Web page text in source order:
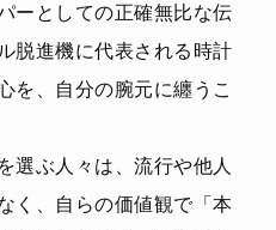
ーとしての正確無比な伝
脱進機に代表される時計
を、自分の腕元に纏うこ
選ぶ人々は、流行や他人
く、自らの価値観で「本